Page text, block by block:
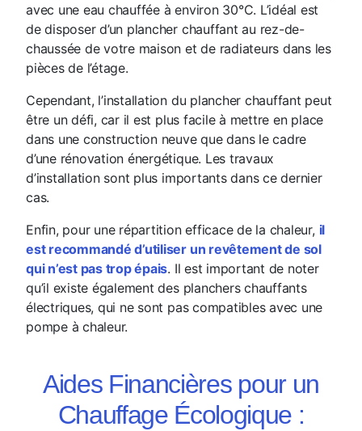
avec une eau chauffée à environ 30°C. L’idéal est
de disposer d’un plancher chauffant au rez-de-
chaussée de votre maison et de radiateurs dans les
pièces de l’étage.
Cependant, l’installation du plancher chauffant peut
être un défi, car il est plus facile à mettre en place
dans une construction neuve que dans le cadre
d’une rénovation énergétique. Les travaux
d’installation sont plus importants dans ce dernier
cas.
Enfin, pour une répartition efficace de la chaleur, il
est recommandé d’utiliser un revêtement de sol
qui n’est pas trop épais. Il est important de noter
qu’il existe également des planchers chauffants
électriques, qui ne sont pas compatibles avec une
pompe à chaleur.
Aides Financières pour un
Chauffage Écologique :